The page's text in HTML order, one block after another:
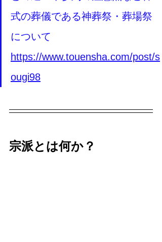
式の葬儀である神葬祭・葬場祭
について
https://www.touensha.com/post/s
ougi98
宗派とは何か？